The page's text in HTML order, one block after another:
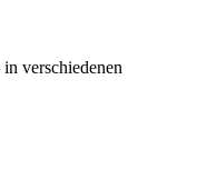
verschiedenen